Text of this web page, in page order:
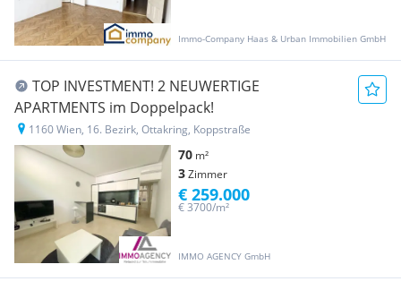
Immo-Company Haas & Urban Immobilien GmbH
TOP INVESTMENT! 2 NEUWERTIGE
APARTMENTS im Doppelpack!
1160 Wien, 16. Bezirk, Ottakring, Koppstraße
70 m²
3Zimmer
IMMO AGENCY GmbH
€ 3700/m²
€ 259.000